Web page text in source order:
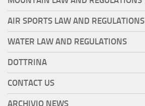
AIR SPORTS LAW AND REGULATIONS
WATER LAW AND REGULATIONS
DOTTRINA
CONTACT US
ARCHIVIO NEWS